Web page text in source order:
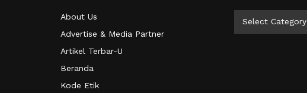
About Us
Advertise & Media Partner
Artikel Terbar-U
Beranda
Kode Etik
Select Category